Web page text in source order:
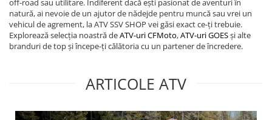
off-road sau utilitare. Indiferent dacă ești pasionat de aventuri în
natură, ai nevoie de un ajutor de nădejde pentru muncă sau vrei un
vehicul de agrement, la ATV SSV SHOP vei găsi exact ce-ți trebuie.
Explorează selecția noastră deATV-uri CFMoto,ATV-uri GOESși alte
branduri de top și începe-ți călătoria cu un partener de încredere.
ARTICOLE ATV